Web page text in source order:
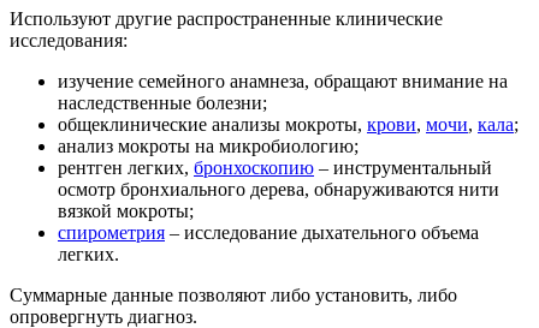
Используют другие распространенные клинические
исследования:
изучение семейного анамнеза, обращают внимание на
наследственные болезни;
общеклинические анализы мокроты, крови, мочи, кала;
анализ мокроты на микробиологию;
рентген легких, бронхоскопию – инструментальный
осмотр бронхиального дерева, обнаруживаются нити
вязкой мокроты;
спирометрия – исследование дыхательного объема
легких.
Суммарные данные позволяют либо установить, либо
опровергнуть диагноз.